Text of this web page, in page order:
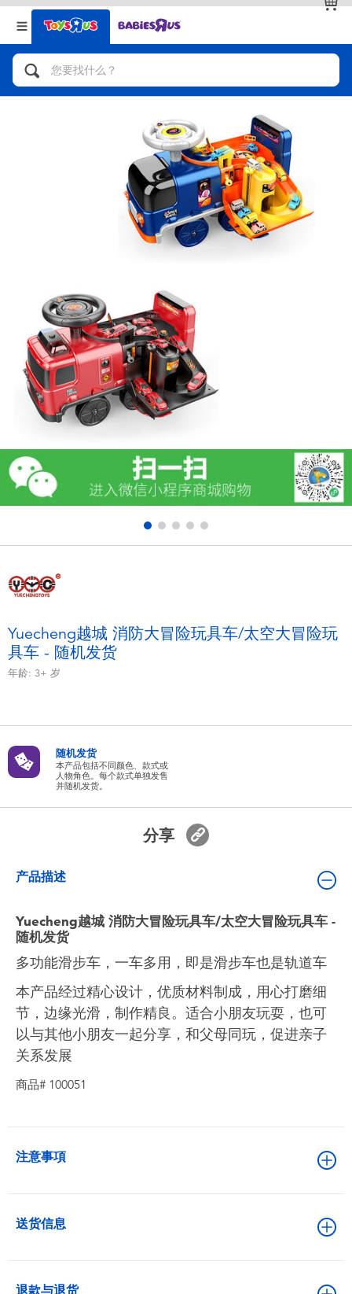
返回
分类目录
人气英雄，角色扮演，射击玩具
自行车，滑板车，骑乘车
拼砌组合及乐高LEGO
玩具车，货车，火车及遥控系列
娃娃，芭比，收藏公仔
电子玩具
游戏及拼图系列
益智学习玩具
户外及运动产品
模仿，化妆及造型系列
毛绒公仔玩具
夏日
电池
新登场
返回
品牌
查看全部
Yuecheng越城 消防大冒险玩具车/太空大冒险玩
具车 - 随机发货
年龄: 3+ 岁
随机发货
本产品包括不同颜色、款式或
人物角色。每个款式单独发售
并随机发货。
分享
产品描述
Yuecheng越城 消防大冒险玩具车/太空大冒险玩具车 -
随机发货
多功能滑步车，一车多用，即是滑步车也是轨道车
本产品经过精心设计，优质材料制成，用心打磨细
节，边缘光滑，制作精良。适合小朋友玩耍，也可
以与其他小朋友一起分享，和父母同玩，促进亲子
关系发展
商品# 100051
注意事項
送货信息
退款与退货